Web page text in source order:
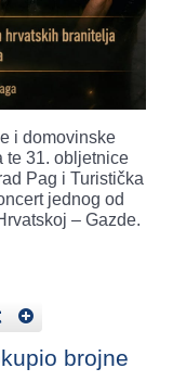
i domovinske
te 31. obljetnice
Pag i Turistička
jednog od
– Gazde.
brojne